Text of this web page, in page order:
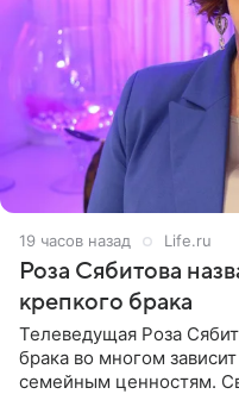
19 часов назад Life.ru
Роза Сябитова
крепкого брака
Телеведущая Роза
брака во многом
семейным ценностям.